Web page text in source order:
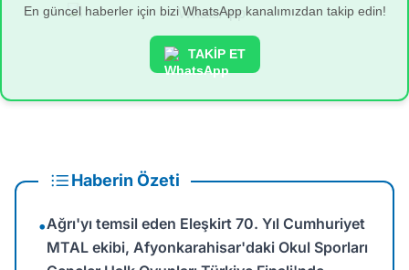
En güncel haberler için bizi WhatsApp kanalımızdan takip edin!
TAKİP ET
Haberin Özeti
•Ağrı'yı temsil eden Eleşkirt 70. Yıl Cumhuriyet
MTAL ekibi, Afyonkarahisar'daki Okul Sporları